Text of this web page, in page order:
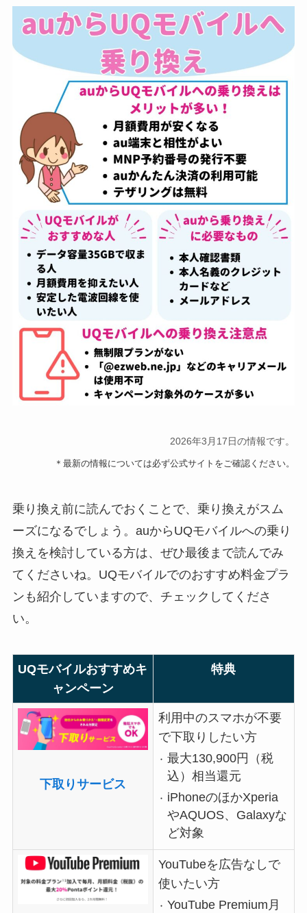
2026年3月17日の情報です。
＊最新の情報については必ず公式サイトをご確認ください。
乗り換え前に読んでおくことで、乗り換えがスム
ーズになるでしょう。auからUQモバイルへの乗り
換えを検討している方は、ぜひ最後まで読んでみ
てくださいね。UQモバイルでのおすすめ料金プラ
ンも紹介していますので、チェックしてくださ
い。
UQモバイルおすすめキ
ャンペーン
特典
下取りサービス
利用中のスマホが不要
で下取りしたい方
最大130,900円（税
込）相当還元
iPhoneのほかXperia
やAQUOS、Galaxyな
ど対象
YouTubeを広告なしで
使いたい方
YouTube Premium月